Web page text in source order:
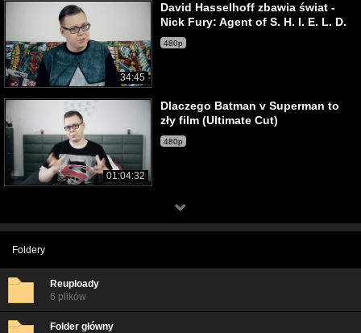
34:45
David Hasselhoff zbawia świat -
Nick Fury: Agent of S. H. I. E. L. D.
480p
01:04:32
Dlaczego Batman v Superman to
zły film (Ultimate Cut)
480p
Foldery
Reuploady
6 plików
Folder główny